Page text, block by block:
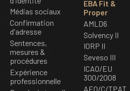
Médias sociaux
Confirmation
d'adresse
Sentences,
mesures &
procédures
Expérience
professionnelle
EBA Fit &
Proper
AMLD6
Solvency II
IORP II
Seveso III
ICAO/EU
300/2008
AEO/C/TPAT